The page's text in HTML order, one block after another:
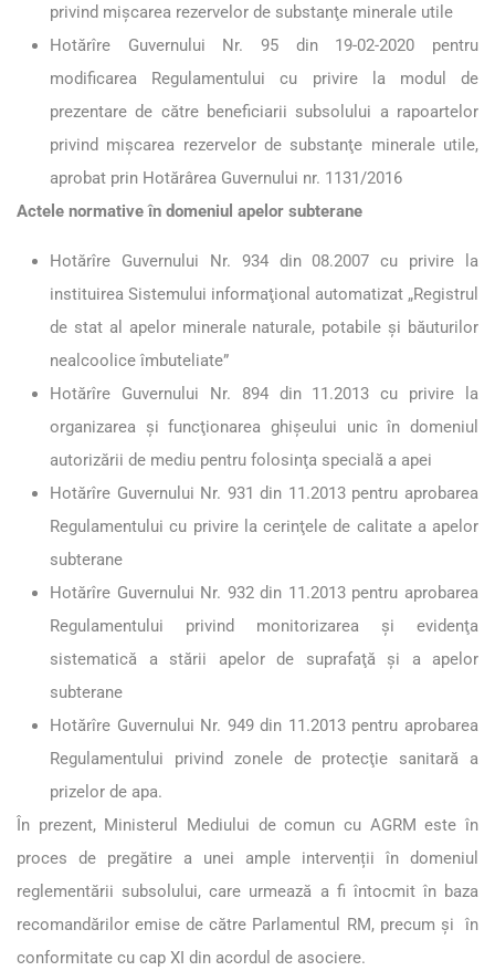
privind mişcarea rezervelor de substanţe minerale utile
Hotărîre Guvernului Nr. 95 din 19-02-2020 pentru
modificarea Regulamentului cu privire la modul de
prezentare de către beneficiarii subsolului a rapoartelor
privind mişcarea rezervelor de substanţe minerale utile,
aprobat prin Hotărârea Guvernului nr. 1131/2016
Actele normative în domeniul apelor subterane
Hotărîre Guvernului Nr. 934 din 08.2007 cu privire la
instituirea Sistemului informaţional automatizat „Registrul
de stat al apelor minerale naturale, potabile şi băuturilor
nealcoolice îmbuteliate”
Hotărîre Guvernului Nr. 894 din 11.2013 cu privire la
organizarea şi funcţionarea ghişeului unic în domeniul
autorizării de mediu pentru folosinţa specială a apei
Hotărîre Guvernului Nr. 931 din 11.2013 pentru aprobarea
Regulamentului cu privire la cerinţele de calitate a apelor
subterane
Hotărîre Guvernului Nr. 932 din 11.2013 pentru aprobarea
Regulamentului privind monitorizarea şi evidenţa
sistematică a stării apelor de suprafaţă şi a apelor
subterane
Hotărîre Guvernului Nr. 949 din 11.2013 pentru aprobarea
Regulamentului privind zonele de protecţie sanitară a
prizelor de apa.
În prezent, Ministerul Mediului de comun cu AGRM este în
proces de pregătire a unei ample intervenții în domeniul
reglementării subsolului, care urmează a fi întocmit în baza
recomandărilor emise de către Parlamentul RM, precum și în
conformitate cu cap XI din acordul de asociere.